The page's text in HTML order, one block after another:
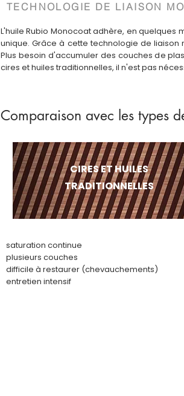
TECHNOLOGIE DE LIAISON
L'huile Rubio Monocoat adhère, en quelques
unique. Grâce à cette technologie de
Plus besoin d'accumuler des couches de
cires et huiles traditionnelles, il n'est pas
Comparaison avec les types
CIRES ET HUILES
TRADITIONNELLES
saturation continue
plusieurs couches
difficile à restaurer (chevauchements)
entretien intensif